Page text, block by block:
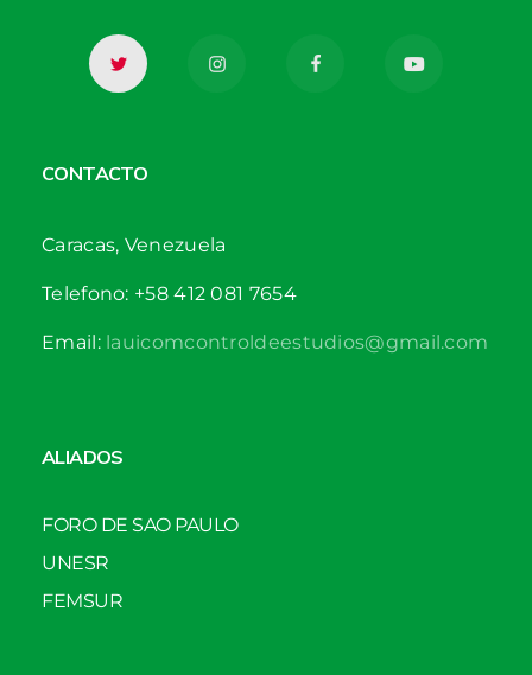
CONTACTO
Caracas, Venezuela
Telefono: +58 412 081 7654
Email:lauicomcontroldeestudios@gmail.com
ALIADOS
FORO DE SAO PAULO
UNESR
FEMSUR